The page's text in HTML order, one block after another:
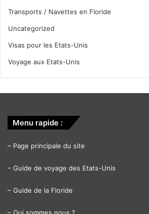
Transports / Navettes en Floride
Uncategorized
Visas pour les Etats-Unis
Voyage aux Etats-Unis
Menu rapide :
– Page principale du site
– Guide de voyage des Etats-Unis
– Guide de la Floride